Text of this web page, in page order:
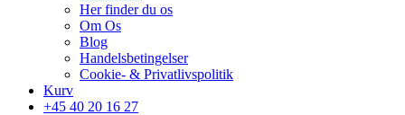
Her finder du os
Om Os
Blog
Handelsbetingelser
Cookie- & Privatlivspolitik
Kurv
+45 40 20 16 27